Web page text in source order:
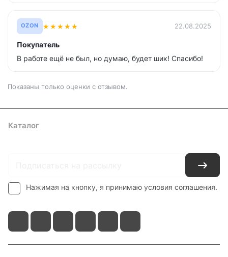
OZON ★★★★★ 22.08.2025
Покупатель
В работе ещё не был, но думаю, будет шик! Спасибо!
Показаны только оценки с отзывом.
Каталог
Нажимая на кнопку, я принимаю условия соглашения.